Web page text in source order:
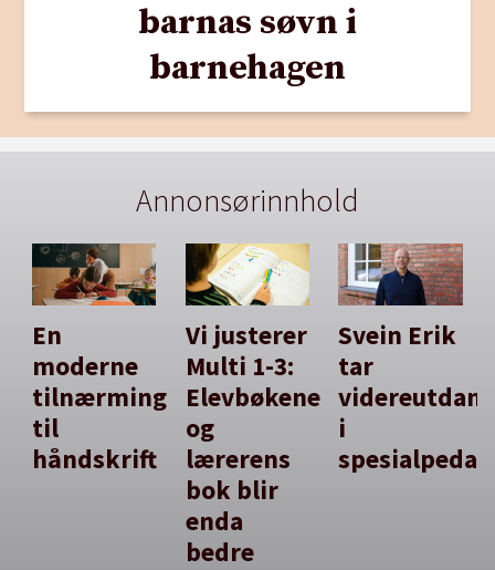
barnas søvn i
barnehagen
Annonsørinnhold
En
moderne
tilnærming
til
håndskrift
Vi justerer
Multi 1-3:
Elevbøkene
og
lærerens
bok blir
enda
bedre
Svein Erik
tar
i